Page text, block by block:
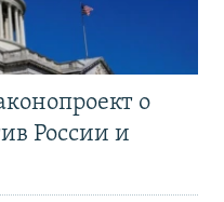
о
России и